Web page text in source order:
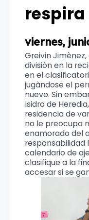
respira
viernes,
Greivin
divisiòn en la
en el
jugàndose el
nuevo. Sin
Isidro de
residencia de
no le preocupa
enamorado del
responsabilidad
calendario de
clasifique a la
accesar si se